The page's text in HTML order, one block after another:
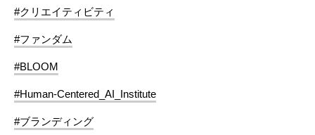
#クリエイティビティ
#ファンダム
#BLOOM
#Human-Centered_AI_Institute
#ブランディング